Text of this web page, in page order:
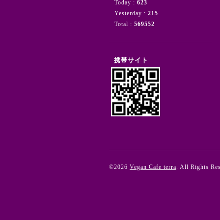
Today : 623
Yesterday : 215
Total : 569552
携帯サイト
©2026 Vegan Cafe terra. All Rights